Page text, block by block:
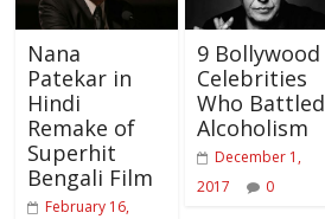
Nana
Patekar in
Hindi
Remake of
Superhit
Bengali Film
February 16,
9 Bollywood
Celebrities
Who Battled
Alcoholism
December 1,
2017
0